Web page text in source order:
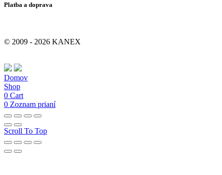
Platba a doprava
© 2009 - 2026 KANEX
Domov
Shop
0 Cart
0 Zoznam prianí
Scroll To Top